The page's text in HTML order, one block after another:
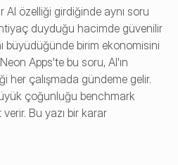
AI özelliği girdiğinde aynı soru
duyduğu hacimde güvenilir
büyüdüğünde birim ekonomisini
Apps'te bu soru, AI'ın
her çalışmada gündeme gelir.
çoğunluğu benchmark
Bu yazı bir karar